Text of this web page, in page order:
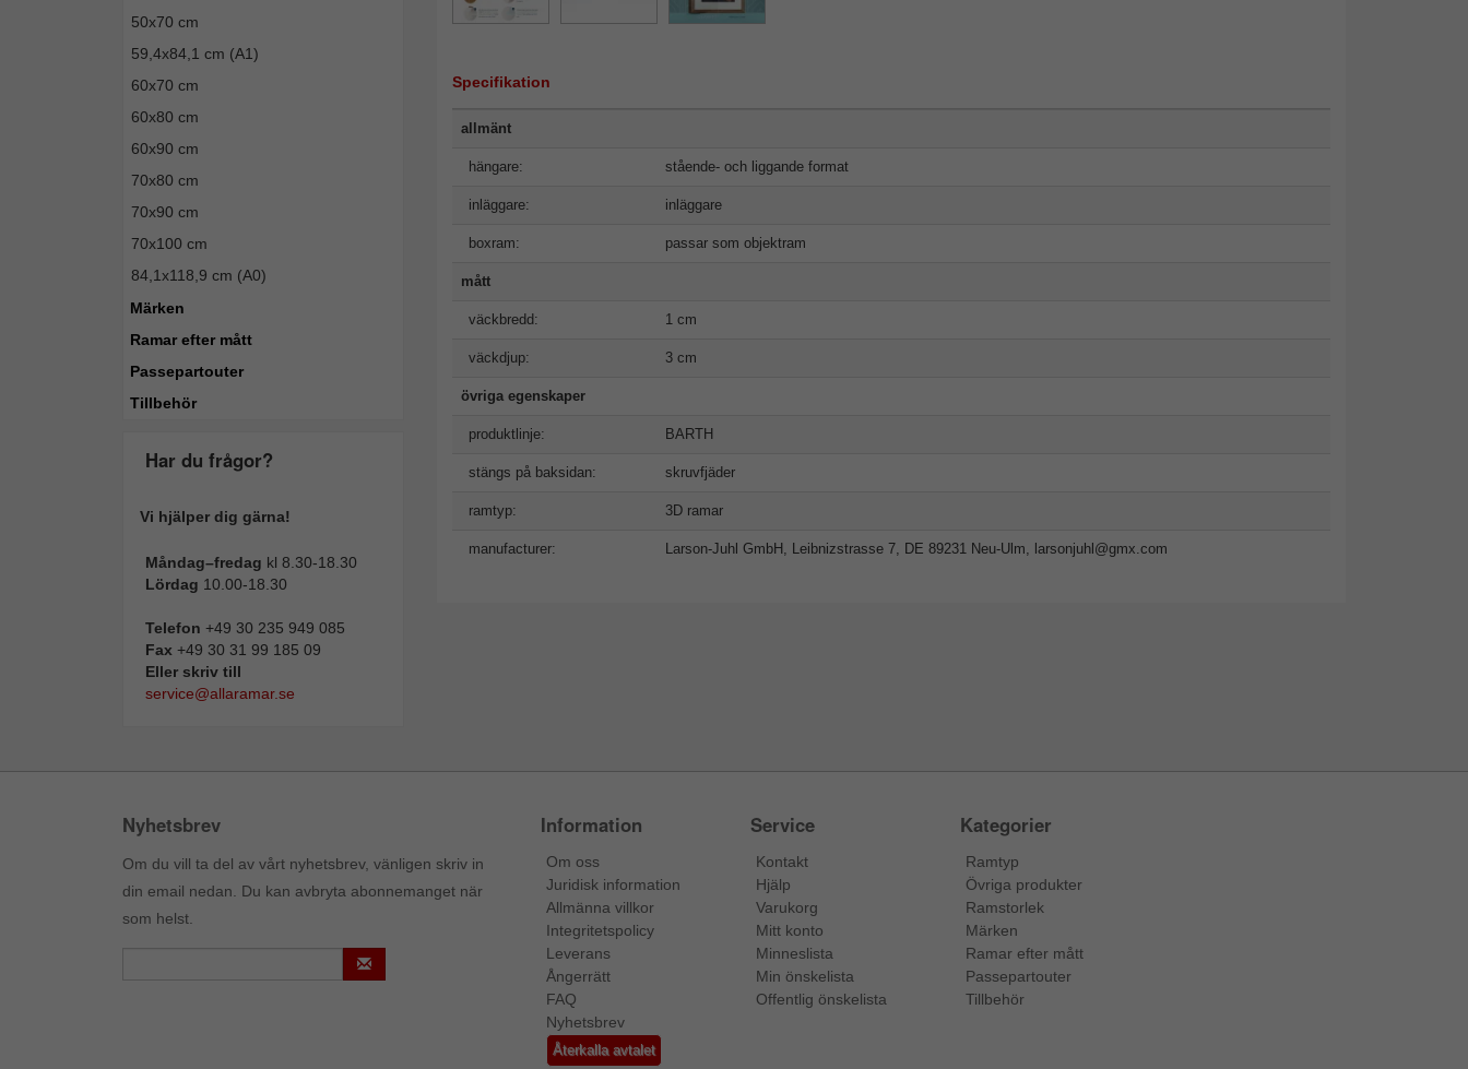
50x70 cm
59,4x84,1 cm (A1)
60x70 cm
60x80 cm
60x90 cm
70x80 cm
70x90 cm
70x100 cm
84,1x118,9 cm (A0)
Märken
Ramar efter mått
Passepartouter
Tillbehör
Har du frågor?
Vi hjälper dig gärna!
Måndag–fredag kl 8.30-18.30
Lördag 10.00-18.30
Telefon +49 30 235 949 085
Fax +49 30 31 99 185 09
Eller skriv till
service@allaramar.se
Specifikation
allmänt
hängare: stående- och liggande format
inläggare: inläggare
boxram: passar som objektram
mått
väckbredd: 1 cm
väckdjup: 3 cm
övriga egenskaper
produktlinje: BARTH
stängs på baksidan: skruvfjäder
ramtyp: 3D ramar
manufacturer: Larson-Juhl GmbH, Leibnizstrasse 7, DE 89231 Neu-Ulm, larsonjuhl@gmx.com
Nyhetsbrev
Om du vill ta del av vårt nyhetsbrev, vänligen skriv in
din email nedan. Du kan avbryta abonnemanget när
som helst.
Information
Om oss
Juridisk information
Allmänna villkor
Integritetspolicy
Leverans
Ångerrätt
FAQ
Nyhetsbrev
Återkalla avtalet
Service
Kontakt
Hjälp
Varukorg
Mitt konto
Minneslista
Min önskelista
Offentlig önskelista
Kategorier
Ramtyp
Övriga produkter
Ramstorlek
Märken
Ramar efter mått
Passepartouter
Tillbehör